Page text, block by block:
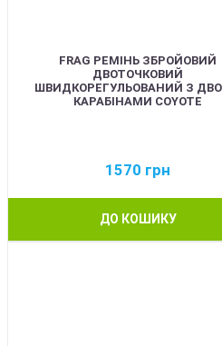
FRAG РЕМІНЬ ЗБРОЙОВИЙ
ДВОТОЧКОВИЙ
ШВИДКОРЕГУЛЬОВАНИЙ З
КАРАБІНАМИ COYOTE
1570 грн
ДО КОШИКУ